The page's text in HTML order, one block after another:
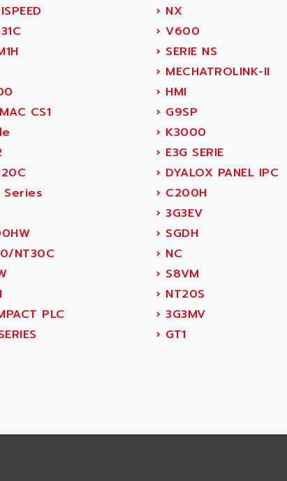
› NX
› V600
› SERIE NS
› MECHATROLINK-II
› HMI
CS1 › G9SP
› K3000
› E3G SERIE
› DYALOX PANEL IPC
Series › C200H
› 3G3EV
› SGDH
NT30C › NC
› S8VM
› NT20S
PLC › 3G3MV
› GT1